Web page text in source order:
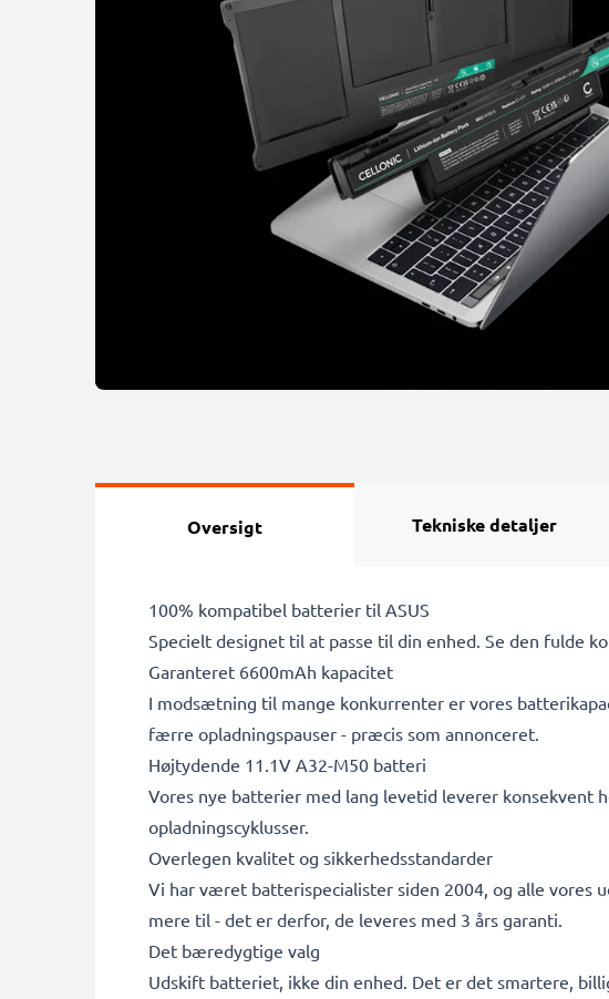
Oversigt Tekniske detaljer
100% kompatibel batterier til ASUS
Specielt designet til at passe til din enhed. Se den fulde
Garanteret 6600mAh kapacitet
I modsætning til mange konkurrenter er vores
færre opladningspauser - præcis som annonceret.
Højtydende 11.1V A32-M50 batteri
Vores nye batterier med lang levetid leverer konsekvent
opladningscyklusser.
Overlegen kvalitet og sikkerhedsstandarder
Vi har været batterispecialister siden 2004, og alle vores
mere til - det er derfor, de leveres med 3 års garanti.
Det bæredygtige valg
Udskift batteriet, ikke din enhed. Det er det smartere,